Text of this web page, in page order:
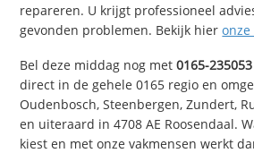
repareren. U krijgt professioneel
gevonden problemen. Bekijk hier
Bel deze middag nog met0165-235053
direct in de gehele 0165 regio en
Oudenbosch, Steenbergen, Zundert,
en uiteraard in 4708 AE Roosendaal.
kiest en met onze vakmensen werkt